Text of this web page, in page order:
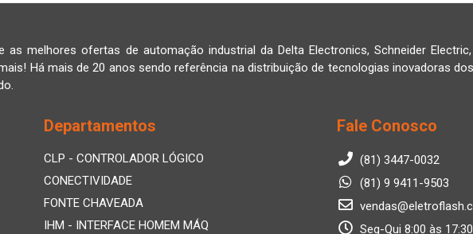
as melhores ofertas de automação industrial da Delta Electronics, Schneider
Há mais de 20 anos sendo referência na distribuição de tecnologias inovadoras
Departamentos
CLP - CONTROLADOR LÓGICO
CONECTIVIDADE
FONTE CHAVEADA
IHM - INTERFACE HOMEM MÁQ
Fale Conosco
(81) 3447-0032
(81) 9 9411-9503
Seg-Qui 8:00 às 17:30